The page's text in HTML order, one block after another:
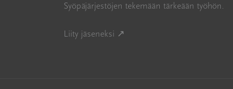
Syöpäjärjestöjen tekemään tärkeään työhön.
Liity jäseneksi ↗